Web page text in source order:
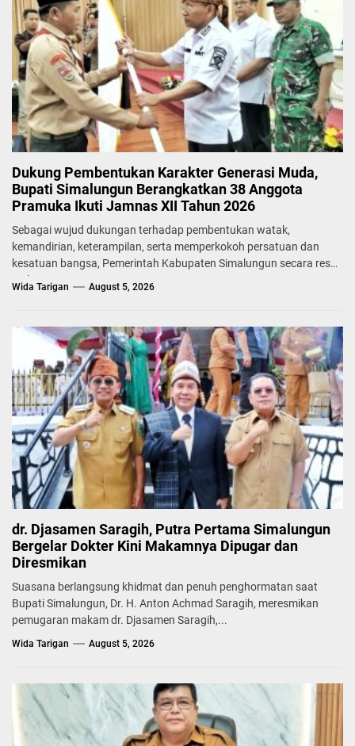
Dukung Pembentukan Karakter Generasi Muda,
Bupati Simalungun Berangkatkan 38 Anggota
Pramuka Ikuti Jamnas XII Tahun 2026
Sebagai wujud dukungan terhadap pembentukan watak,
kemandirian, keterampilan, serta memperkokoh persatuan dan
kesatuan bangsa, Pemerintah Kabupaten Simalungun secara resmi
melepas...
Wida Tarigan August 5, 2026
dr. Djasamen Saragih, Putra Pertama Simalungun
Bergelar Dokter Kini Makamnya Dipugar dan
Diresmikan
Suasana berlangsung khidmat dan penuh penghormatan saat
Bupati Simalungun, Dr. H. Anton Achmad Saragih, meresmikan
pemugaran makam dr. Djasamen Saragih,...
Wida Tarigan August 5, 2026